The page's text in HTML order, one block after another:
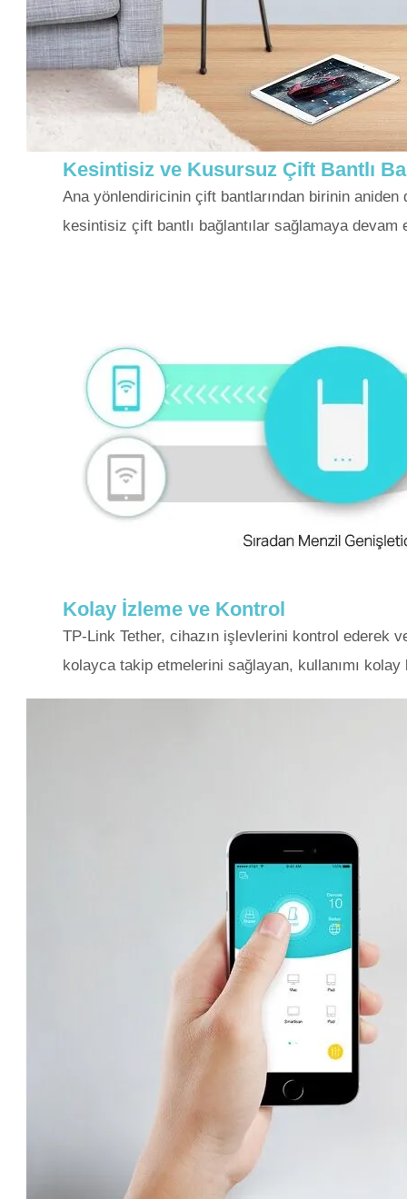
Kesintisiz ve Kusursuz Çift Bantlı
Ana yönlendiricinin çift bantlarından birinin
kesintisiz çift bantlı bağlantılar sağlamaya
Kolay İzleme ve Kontrol
TP-Link Tether, cihazın işlevlerini kontrol ederek
kolayca takip etmelerini sağlayan, kullanımı kolay